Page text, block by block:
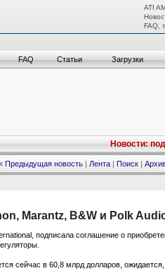
ATI
FAQ,
FAQ Статьи Загрузки
Новости:
Предыдущая новость | Лента | Поиск |
Marantz, B&W и Polk
подписала соглашение о
сейчас в 60,8 млрд долларов,